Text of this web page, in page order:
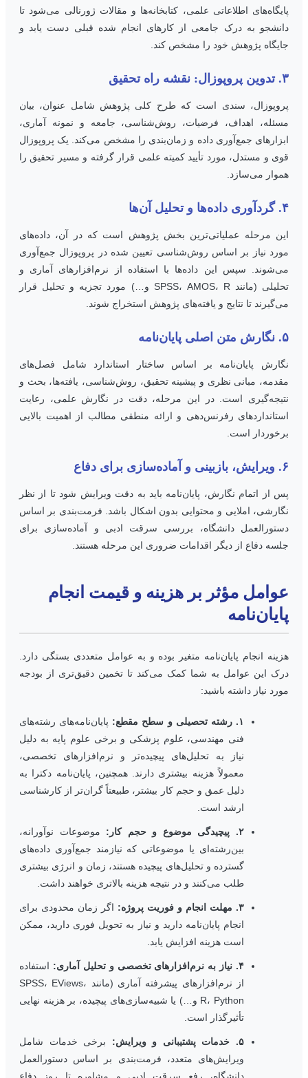
اطلاعاتی علمی، کتابخانه‌ها و مقالات ژورنالی می‌شود تا
به درک جامعی از کارهای انجام شده قبلی دست یابد و
پژوهش خود را مشخص کند.
سندی است که طرح کلی پژوهش شامل عنوان، بیان
اهداف، فرضیات، روش‌شناسی، جامعه و نمونه آماری،
جمع‌آوری داده و زمان‌بندی را مشخص می‌کند. یک پروپوزال
و مستدل، مورد تأیید کمیته علمی قرار گرفته و مسیر تحقیق را
می‌سازد.
مرحله عملیاتی‌ترین بخش پژوهش است که در آن، داده‌های
نیاز بر اساس روش‌شناسی تعیین شده در پروپوزال جمع‌آوری
سپس این داده‌ها با استفاده از نرم‌افزارهای آماری و
تحلیلی (مانند SPSS، AMOS، R و…) مورد تجزیه و تحلیل قرار
تا نتایج و یافته‌های پژوهش استخراج شوند.
پایان‌نامه بر اساس ساختار استاندارد شامل فصل‌های
مبانی نظری و پیشینه تحقیق، روش‌شناسی، یافته‌ها، بحث و
است. در این مرحله، دقت در نگارش علمی، رعایت
رفرنس‌دهی و ارائه منطقی مطالب از اهمیت بالایی
است.
از اتمام نگارش، پایان‌نامه باید به دقت ویرایش شود تا از نظر
املایی و محتوایی بدون اشکال باشد. فرمت‌بندی بر اساس
دانشگاه، بررسی سرقت ادبی و آماده‌سازی برای
دفاع از دیگر اقدامات ضروری این مرحله هستند.
مؤثر بر هزینه و قیمت انجام
انجام پایان‌نامه متغیر بوده و به عوامل متعددی بستگی دارد.
این عوامل به شما کمک می‌کند تا تخمین دقیق‌تری از بودجه
نیاز داشته باشید:
پایان‌نامه‌های رشته‌های
فنی مهندسی، علوم پزشکی و برخی علوم پایه به دلیل
نیاز به تحلیل‌های پیچیده‌تر و نرم‌افزارهای تخصصی،
معمولاً هزینه بیشتری دارند. همچنین، پایان‌نامه دکترا به
دلیل عمق و حجم کار بیشتر، طبیعتاً گران‌تر از کارشناسی
ارشد است.
موضوعات نوآورانه،
بین‌رشته‌ای یا موضوعاتی که نیازمند جمع‌آوری داده‌های
گسترده و تحلیل‌های پیچیده هستند، زمان و انرژی بیشتری
طلب می‌کنند و در نتیجه هزینه بالاتری خواهند داشت.
اگر زمان محدودی برای
انجام پایان‌نامه دارید و نیاز به تحویل فوری دارید، ممکن
است هزینه افزایش یابد.
استفاده
از نرم‌افزارهای پیشرفته آماری (مانند SPSS، EViews،
R، Python و…) یا شبیه‌سازی‌های پیچیده، بر هزینه نهایی
تأثیرگذار است.
برخی خدمات شامل
ویرایش‌های متعدد، فرمت‌بندی بر اساس دستورالعمل